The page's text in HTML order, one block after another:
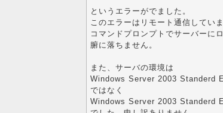
というエラーがでました。
このエラーはリモート通信してい
コマンドプロンプトでサーバーに
腑に落ちません。
また、サーバの環境は
Windows Server 2003 Standerd
ではなく
Windows Server 2003 Standerd